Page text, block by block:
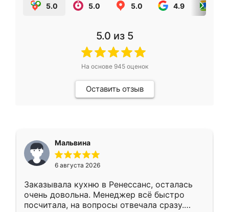
5.0 5.0 5.0 4.9
5.0 из 5
На основе 945оценок
Оставить отзыв
Мальвина
6 августа 2026
Заказывала кухню в Ренессанс, осталась
очень довольна. Менеджер всё быстро
посчитала, на вопросы отвечала сразу.